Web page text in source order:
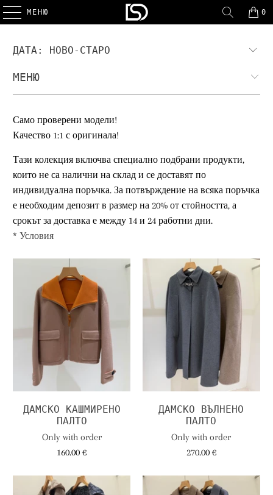
МЕНЮ 0
МЕНЮ
Само проверени модели!
Качество 1:1 с оригинала!
Тази колекция включва специално подбрани продукти,
които не са налични на склад и се доставят по
индивидуална поръчка. За потвърждение на всяка поръчка
е необходим депозит в размер на 20% от стойността, а
срокът за доставка е между 14 и 24 работни дни.
*Условия
ДАМСКО КАШМИРЕНО
ПАЛТО
Only with order
160.00 €
ДАМСКО ВЪЛНЕНО
ПАЛТО
Only with order
270.00 €